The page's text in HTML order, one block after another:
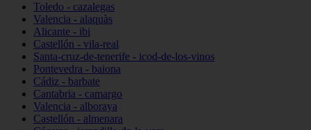
Toledo - cazalegas
Valencia - alaquàs
Alicante - ibi
Castellón - vila-real
Santa-cruz-de-tenerife - icod-de-los-vinos
Pontevedra - baiona
Cádiz - barbate
Cantabria - camargo
Valencia - alboraya
Castellón - almenara